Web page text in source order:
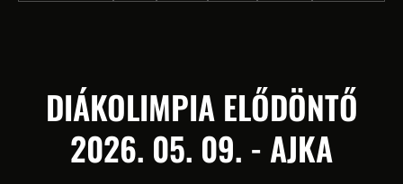
DIÁKOLIMPIA ELŐDÖNTŐ
2026. 05. 09. - AJKA